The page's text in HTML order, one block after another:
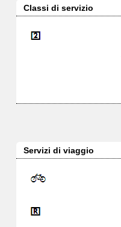
Classi di servizio
Servizi di viaggio